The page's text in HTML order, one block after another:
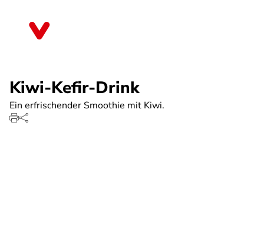
Kiwi-Kefir-Drink
Ein erfrischender Smoothie mit Kiwi.